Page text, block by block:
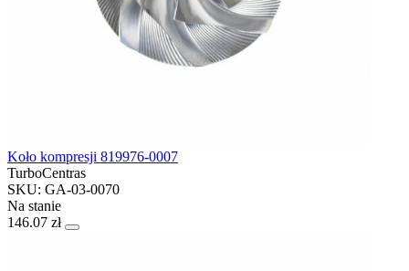
Koło kompresji 819976-0007
TurboCentras
SKU: GA-03-0070
Na stanie
146.07 zł